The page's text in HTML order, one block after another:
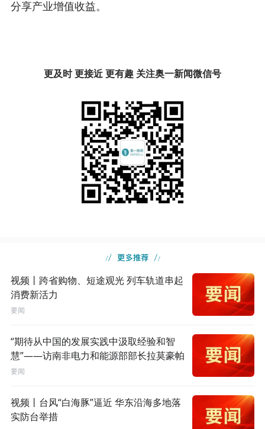
分享产业增值收益。
更及时 更接近 更有趣 关注奥一新闻微信号
视频丨跨省购物、短途观光 列车轨道串起
消费新活力
要闻
“期待从中国的发展实践中汲取经验和智
慧”——访南非电力和能源部部长拉莫豪帕
要闻
视频丨台风“白海豚”逼近 华东沿海多地落
实防台举措